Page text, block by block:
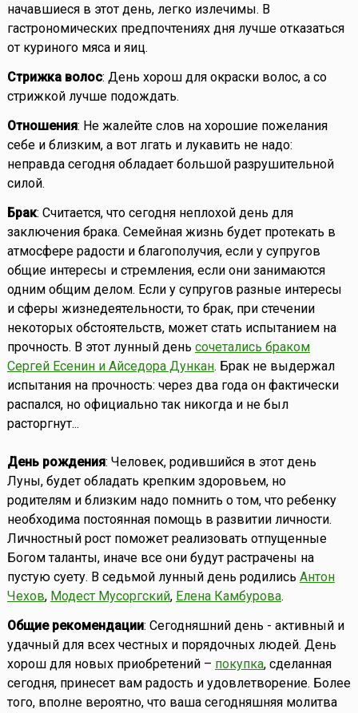
начавшиеся в этот день, легко излечимы. В
гастрономических предпочтениях дня лучше отказаться
от куриного мяса и яиц.
Стрижка волос: День хорош для окраски волос, а со
стрижкой лучше подождать.
Отношения: Не жалейте слов на хорошие пожелания
себе и близким, а вот лгать и лукавить не надо:
неправда сегодня обладает большой разрушительной
силой.
Брак: Считается, что сегодня неплохой день для
заключения брака. Семейная жизнь будет протекать в
атмосфере радости и благополучия, если у супругов
общие интересы и стремления, если они занимаются
одним общим делом. Если у супругов разные интересы
и сферы жизнедеятельности, то брак, при стечении
некоторых обстоятельств, может стать испытанием на
прочность. В этот лунный день сочетались браком
Сергей Есенин и Айседора Дункан. Брак не выдержал
испытания на прочность: через два года он фактически
распался, но официально так никогда и не был
расторгнут...
День рождения: Человек, родившийся в этот день
Луны, будет обладать крепким здоровьем, но
родителям и близким надо помнить о том, что ребенку
необходима постоянная помощь в развитии личности.
Личностный рост поможет реализовать отпущенные
Богом таланты, иначе все они будут растрачены на
пустую суету. В седьмой лунный день родились Антон
Чехов, Модест Мусоргский, Елена Камбурова.
Общие рекомендации: Сегодняшний день - активный и
удачный для всех честных и порядочных людей. День
хорош для новых приобретений – покупка, сделанная
сегодня, принесет вам радость и удовлетворение. Более
того, вполне вероятно, что ваша сегодняшняя молитва